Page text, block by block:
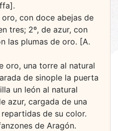
oro, con doce abejas de
tres; 2º, de azur, con
las plumas de oro. [A.
oro, una torre al natural
de sinople la puerta
un león al natural
azur, cargada de una
de su color.
de Aragón.